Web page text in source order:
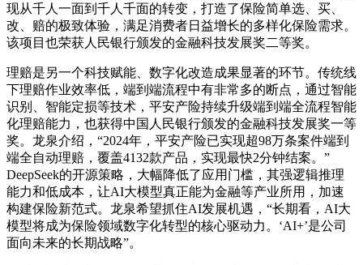
现从千人一面到千人千面的转变，打造了保险简单选、买、
改、赔的极致体验，满足消费者日益增长的多样化保险需求。
该项目也荣获人民银行颁发的金融科技发展奖二等奖。
理赔是另一个科技赋能、数字化改造成果显著的环节。传统线
下理赔作业效率低，端到端流程中有非常多的断点，通过智能
识别、智能定损等技术，平安产险持续升级端到端全流程智能
化理赔能力，也获得中国人民银行颁发的金融科技发展奖一等
奖。龙泉介绍，“2024年，平安产险已实现超98万条案件端到
端全自动理赔，覆盖4132款产品，实现最快2分钟结案。”
DeepSeek的开源策略，大幅降低了应用门槛，其强逻辑推理
能力和低成本，让AI大模型真正能为金融等产业所用，加速
构建保险新范式。龙泉希望抓住AI发展机遇，“长期看，AI大
模型将成为保险领域数字化转型的核心驱动力。‘AI+’是公司
面向未来的长期战略”。